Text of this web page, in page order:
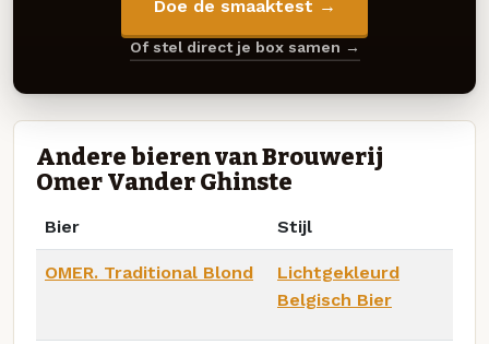
Doe de smaaktest →
Of stel direct je box samen →
Andere bieren van Brouwerij
Omer Vander Ghinste
Bier Stijl
OMER. Traditional Blond
Lichtgekleurd
Belgisch Bier